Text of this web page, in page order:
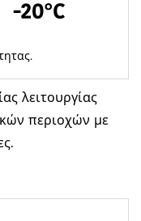
λειτουργίας
περιοχών με